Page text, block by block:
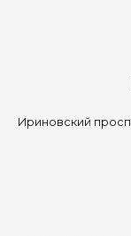
Ириновский